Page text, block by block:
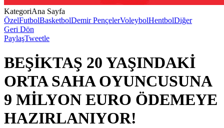
KategoriAna Sayfa
ÖzelFutbolBasketbolDemir PençelerVoleybolHentbolDiğer
Geri Dön
PaylaşTweetle
BEŞİKTAŞ 20 YAŞINDAKİ
ORTA SAHA OYUNCUSUNA
9 MİLYON EURO ÖDEMEYE
HAZIRLANIYOR!